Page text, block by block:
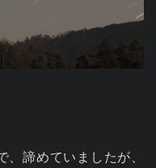
諦めていましたが、